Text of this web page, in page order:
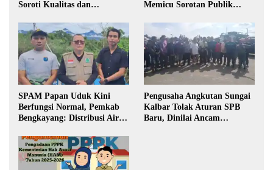
Soroti Kualitas dan
Pembangunan
Memicu Sorotan Publik
SPAM Papan Uduk Kini
Berfungsi Normal, Pemkab
Bengkayang: Distribusi Air
Warga
Pengusaha Angkutan Sungai
Kalbar Tolak Aturan SPB
Baru, Dinilai Ancam